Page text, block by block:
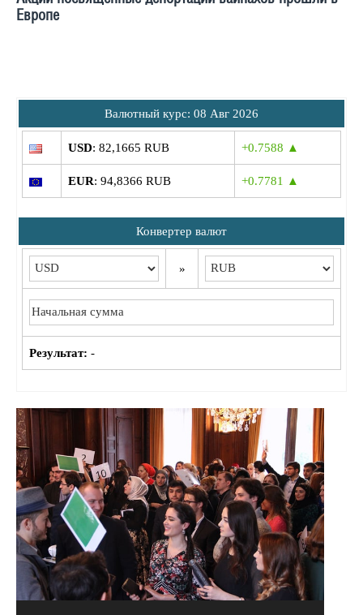
Европе
Bалютный курс: 08 Авг 2026
USD: 82,1665 RUB +0.7588 ▲
EUR: 94,8366 RUB +0.7781 ▲
Конвертер валют
»
Результат: -